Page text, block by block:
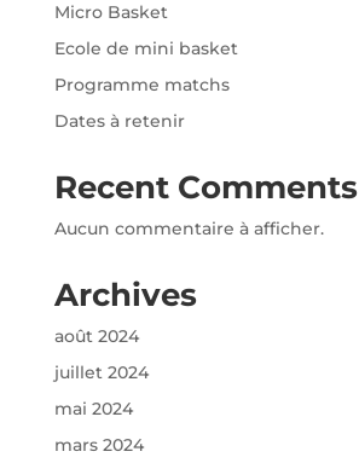
Micro Basket
Ecole de mini basket
Programme matchs
Dates à retenir
Recent Comments
Aucun commentaire à afficher.
Archives
août 2024
juillet 2024
mai 2024
mars 2024